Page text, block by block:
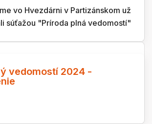
vo Hvezdárni v Partizánskom už
súťažou "Príroda plná vedomostí"
vedomostí 2024 -